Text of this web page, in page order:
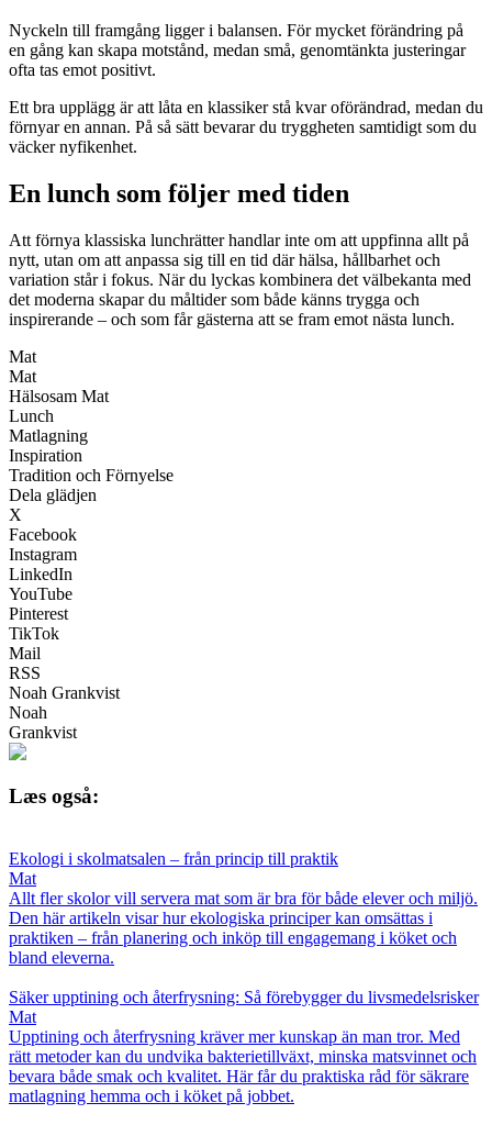
Nyckeln till framgång ligger i balansen. För mycket förändring på
en gång kan skapa motstånd, medan små, genomtänkta justeringar
ofta tas emot positivt.
Ett bra upplägg är att låta en klassiker stå kvar oförändrad, medan du
förnyar en annan. På så sätt bevarar du tryggheten samtidigt som du
väcker nyfikenhet.
En lunch som följer med tiden
Att förnya klassiska lunchrätter handlar inte om att uppfinna allt på
nytt, utan om att anpassa sig till en tid där hälsa, hållbarhet och
variation står i fokus. När du lyckas kombinera det välbekanta med
det moderna skapar du måltider som både känns trygga och
inspirerande – och som får gästerna att se fram emot nästa lunch.
Mat
Mat
Hälsosam Mat
Lunch
Matlagning
Inspiration
Tradition och Förnyelse
Dela glädjen
X
Facebook
Instagram
LinkedIn
YouTube
Pinterest
TikTok
Mail
RSS
Noah Grankvist
Noah
Grankvist
Læs også:
Ekologi i skolmatsalen – från princip till praktik
Mat
Allt fler skolor vill servera mat som är bra för både elever och miljö.
Den här artikeln visar hur ekologiska principer kan omsättas i
praktiken – från planering och inköp till engagemang i köket och
bland eleverna.
Säker upptining och återfrysning: Så förebygger du livsmedelsrisker
Mat
Upptining och återfrysning kräver mer kunskap än man tror. Med
rätt metoder kan du undvika bakterietillväxt, minska matsvinnet och
bevara både smak och kvalitet. Här får du praktiska råd för säkrare
matlagning hemma och i köket på jobbet.